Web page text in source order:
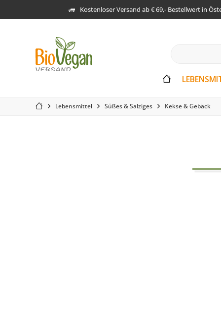
Kostenloser Versand ab € 69,- Bestellwert in
Lebensmittel Süßes & Salziges Kekse & Gebäck